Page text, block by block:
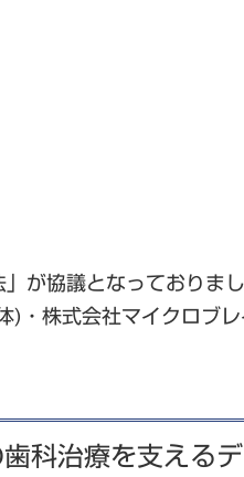
が協議となっておりまし
)・株式会社マイクロブ
科治療を支える